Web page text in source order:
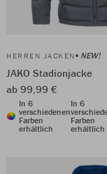
HERREN JACKEN NEW!
JAKO Stadionjacke
ab 99,99 €
In 6
verschiedenen
Farben
erhältlich
In 6
Farben
erhältlich